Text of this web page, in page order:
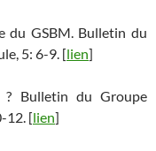
du GSBM. Bulletin du
5: 6-9. [lien]
Bulletin du Groupe
12. [lien]